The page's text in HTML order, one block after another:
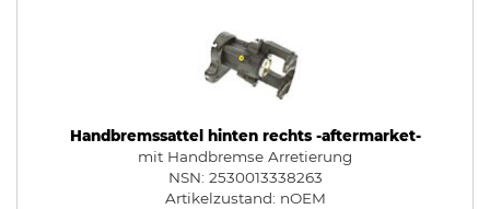
Handbremssattel hinten rechts -aftermarket-
mit Handbremse Arretierung
NSN: 2530013338263
Artikelzustand: nOEM